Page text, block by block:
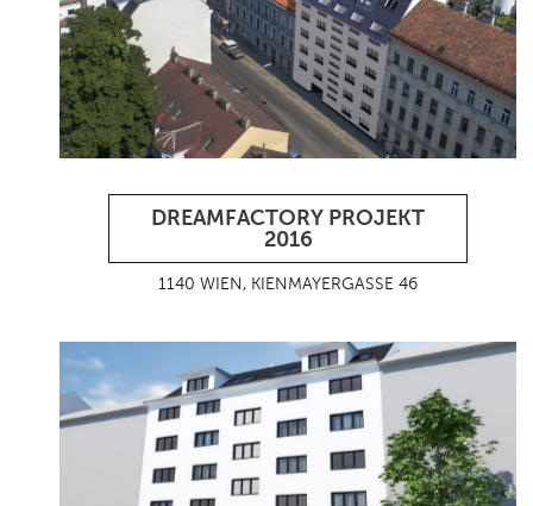
DREAMFACTORY PROJEKT
2016
1140 WIEN, KIENMAYERGASSE 46